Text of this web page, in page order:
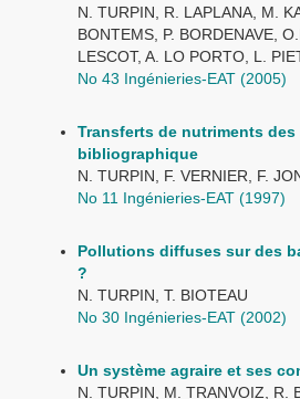
N. TURPIN, R. LAPLANA, M.
BONTEMS, P. BORDENAVE,
LESCOT, A. LO PORTO, L.
No 43 Ingénieries-EAT (2005)
Transferts de nutriments
bibliographique
N. TURPIN, F. VERNIER, F.
No 11 Ingénieries-EAT (1997)
Pollutions diffuses sur des
?
N. TURPIN, T. BIOTEAU
No 30 Ingénieries-EAT (2002)
Un système agraire et ses
N. TURPIN, M. TRANVOIZ, R.